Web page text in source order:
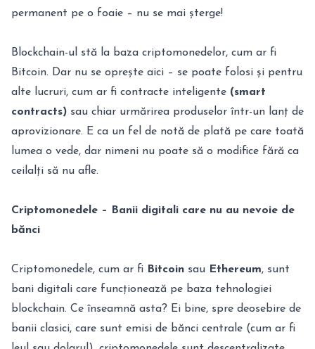
permanent pe o foaie – nu se mai șterge!
Blockchain-ul stă la baza criptomonedelor, cum ar fi
Bitcoin. Dar nu se oprește aici – se poate folosi și pentru
alte lucruri, cum ar fi contracte inteligente (smart
contracts) sau chiar urmărirea produselor într-un lanț de
aprovizionare. E ca un fel de notă de plată pe care toată
lumea o vede, dar nimeni nu poate să o modifice fără ca
ceilalți să nu afle.
Criptomonedele – Banii digitali care nu au nevoie de
bănci
Criptomonedele, cum ar fi Bitcoin sau Ethereum, sunt
bani digitali care funcționează pe baza tehnologiei
blockchain. Ce înseamnă asta? Ei bine, spre deosebire de
banii clasici, care sunt emisi de bănci centrale (cum ar fi